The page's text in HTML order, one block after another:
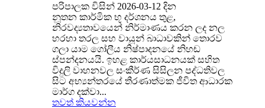
පරිපාලක විසින් 2026-03-12 දින
නූතන කාර්මික භූ දර්ශනය තුළ,
නිරවද්‍යතාවයෙන් නිර්මාණය කරන ලද නල
හරහා තරල සහ වායූන් බාධාවකින් තොරව
ගලා යාම ගෝලීය නිෂ්පාදනයේ නිහඬ
ස්පන්දනයයි. ඉහළ කාර්යසාධනයක් සහිත
විදුලි වාහනවල සංකීර්ණ සිසිලන පද්ධතිවල
සිට අභ්‍යන්තරයේ තීරණාත්මක ජීවිත ආධාරක
මාර්ග දක්වා...
තවත් කියවන්න